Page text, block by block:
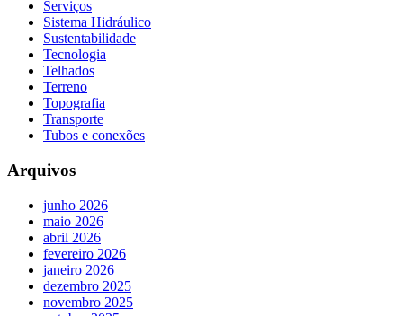
Serviços
Sistema Hidráulico
Sustentabilidade
Tecnologia
Telhados
Terreno
Topografia
Transporte
Tubos e conexões
Arquivos
junho 2026
maio 2026
abril 2026
fevereiro 2026
janeiro 2026
dezembro 2025
novembro 2025